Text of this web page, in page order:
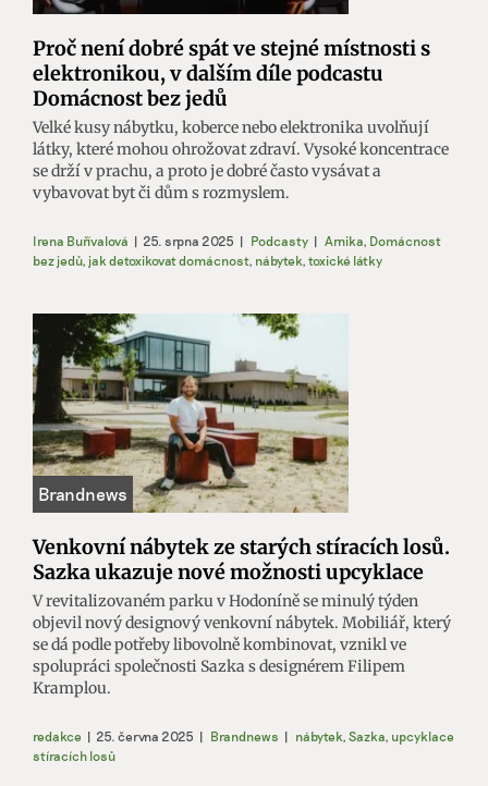
Proč není dobré spát ve stejné místnosti s
elektronikou, v dalším díle podcastu
Domácnost bez jedů
Velké kusy nábytku, koberce nebo elektronika uvolňují
látky, které mohou ohrožovat zdraví. Vysoké koncentrace
se drží v prachu, a proto je dobré často vysávat a
vybavovat byt či dům s rozmyslem.
Irena Buřívalová | 25. srpna 2025 | Podcasty | Arnika, Domácnost
bez jedů, jak detoxikovat domácnost, nábytek, toxické látky
Venkovní nábytek ze starých stíracích losů.
Sazka ukazuje nové možnosti upcyklace
V revitalizovaném parku v Hodoníně se minulý týden
objevil nový designový venkovní nábytek. Mobiliář, který
se dá podle potřeby libovolně kombinovat, vznikl ve
spolupráci společnosti Sazka s designérem Filipem
Kramplou.
redakce | 25. června 2025 | Brandnews | nábytek, Sazka, upcyklace
stíracích losů